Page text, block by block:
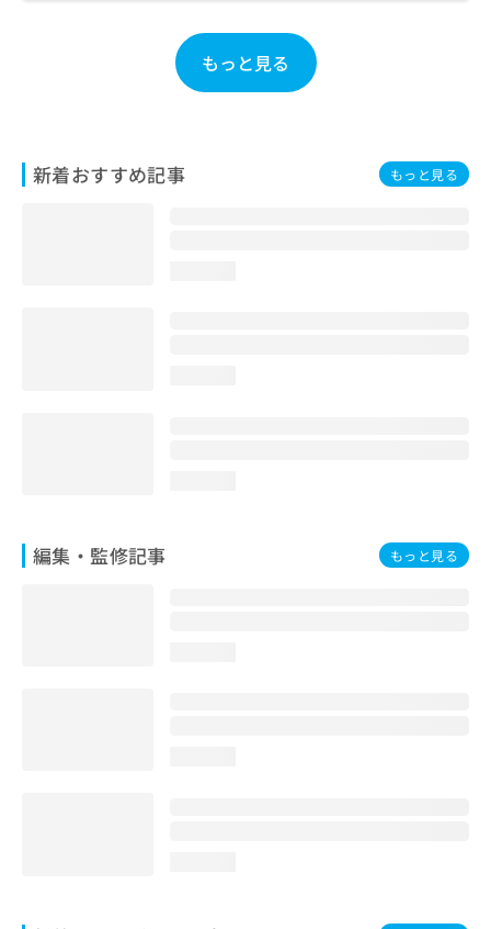
もっと見る
新着おすすめ記事 もっと見る
編集・監修記事 もっと見る
こ
ち